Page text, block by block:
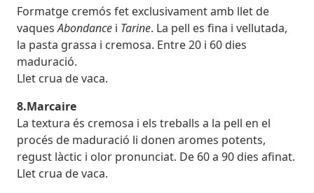
Formatge cremós fet exclusivament amb llet de
vaquesAbondance i Tarine. La pell es fina i vellutada,
la pasta grassa i cremosa. Entre 20 i 60 dies
maduració.
Llet crua de vaca.
8.Marcaire
La textura és cremosa i els treballs a la pell en el
procés de maduració li donen aromes potents,
regust làctic i olor pronunciat. De 60 a 90 dies afinat.
Llet crua de vaca.